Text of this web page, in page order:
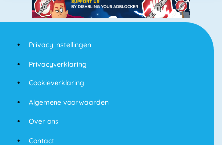
Privacy instellingen
Privacyverklaring
Cookieverklaring
Algemene voorwaarden
Over ons
Contact